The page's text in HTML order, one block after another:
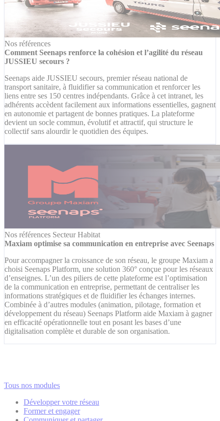
Nos références
Comment Seenaps renforce la cohésion et l’agilité du réseau
JUSSIEU secours ?
Seenaps aide JUSSIEU secours, premier réseau national de
transport sanitaire, à fluidifier sa communication et renforcer les
liens entre ses 150 centres indépendants. Grâce à cet intranet, les
adhérents accèdent facilement aux informations essentielles, gagnent
en autonomie et partagent de bonnes pratiques. La plateforme
devient un socle commun, évolutif et attractif, qui structure le
collectif sans alourdir le quotidien des équipes.
Nos références Secteur Habitat
Maxiam optimise sa communication en entreprise avec Seenaps
Pour accompagner la croissance de son réseau, le groupe Maxiam a
choisi Seenaps Platform, une solution 360° conçue pour les réseaux
d’enseignes. L’un des piliers de cette plateforme est l’optimisation
de la communication en entreprise, permettant de centraliser les
informations stratégiques et de fluidifier les échanges internes.
Combinée à d’autres modules (animation, pilotage, formation et
développement du réseau) Seenaps Platform aide Maxiam à gagner
en efficacité opérationnelle tout en posant les bases d’une
digitalisation complète et durable de son organisation.
Tous nos modules
Développer votre réseau
Former et engager